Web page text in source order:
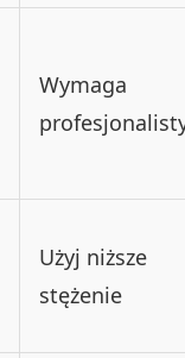
Wymaga
Użyj niższe
stężenie